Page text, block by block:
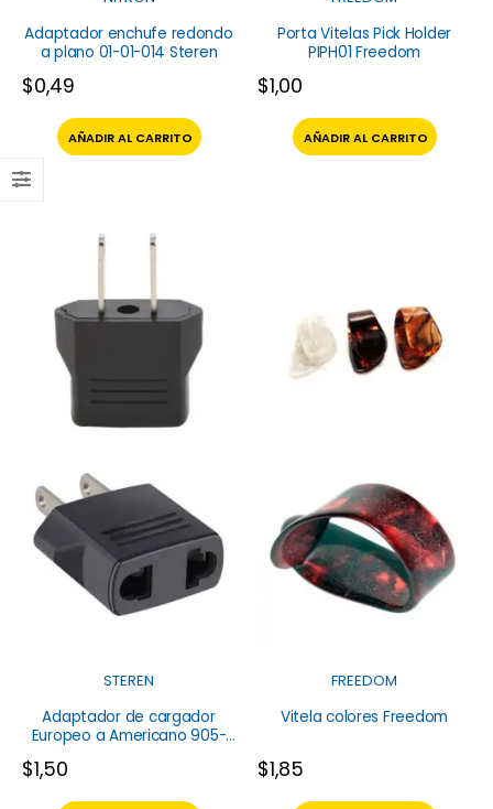
Adaptador enchufe redondo
a plano 01-01-014 Steren
$0,49
AÑADIR AL CARRITO
Porta Vitelas Pick Holder
PIPH01 Freedom
$1,00
AÑADIR AL CARRITO
STEREN
Adaptador de cargador
Europeo a Americano 905-
$1,50
FREEDOM
Vitela colores Freedom
$1,85